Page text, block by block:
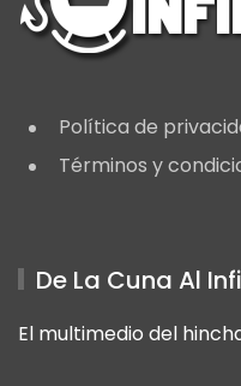
Política de
Términos y
De La Cuna Al
El multimedio del